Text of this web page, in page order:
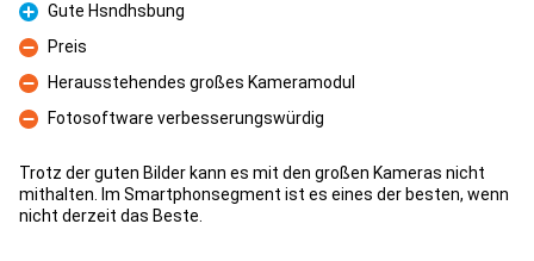
Fördelar
Gute Hsndhsbung
Nackdelar
Preis
Nackdelar
Herausstehendes großes Kameramodul
Nackdelar
Fotosoftware verbesserungswürdig
Trotz der guten Bilder kann es mit den großen Kameras nicht
mithalten. Im Smartphonsegment ist es eines der besten, wenn
nicht derzeit das Beste.